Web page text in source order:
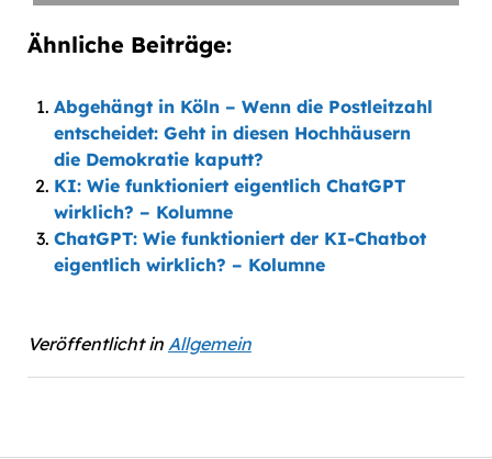
Ähnliche Beiträge:
Abgehängt in Köln – Wenn die Postleitzahl
entscheidet: Geht in diesen Hochhäusern
die Demokratie kaputt?
KI: Wie funktioniert eigentlich ChatGPT
wirklich? – Kolumne
ChatGPT: Wie funktioniert der KI-Chatbot
eigentlich wirklich? – Kolumne
Veröffentlicht in Allgemein